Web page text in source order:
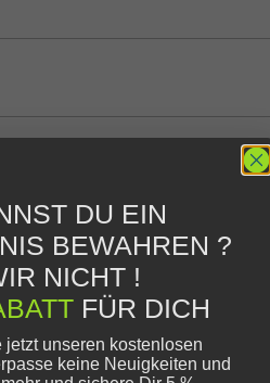
DU EIN
BEWAHREN ?
NICHT !
FÜR DICH
jetzt unseren kostenlosen
keine Neuigkeiten und